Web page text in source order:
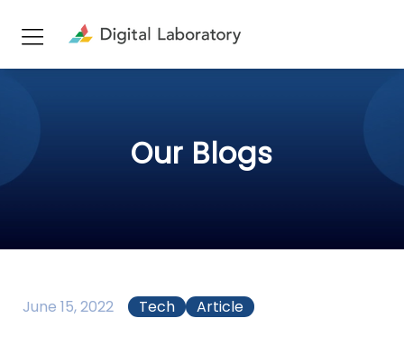
Our Blogs
June 15, 2022 Tech Article